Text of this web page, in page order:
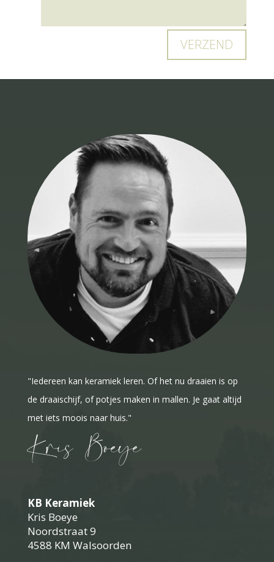
VERZEND
"Iedereen kan keramiek leren. Of het nu draaien is op
de draaischijf, of potjes maken in mallen. Je gaat altijd
met iets moois naar huis."
Kris Boeye
KB Keramiek
Kris Boeye
Noordstraat 9
4588 KM Walsoorden